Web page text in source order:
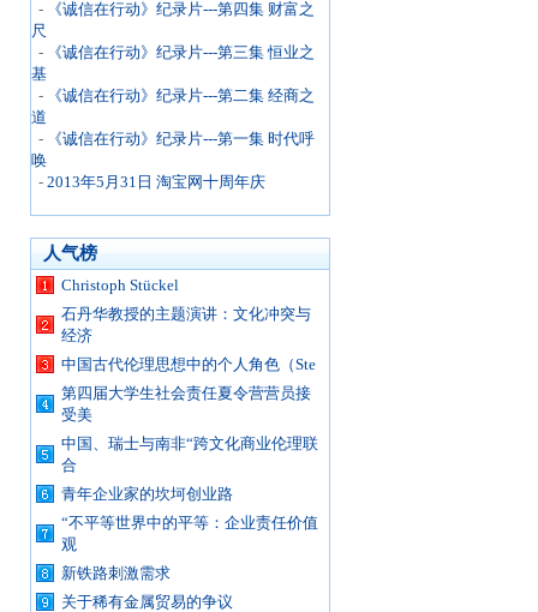
-
《诚信在行动》纪录片---第四集 财富之
尺
-
《诚信在行动》纪录片---第三集 恒业之
基
-
《诚信在行动》纪录片---第二集 经商之
道
-
《诚信在行动》纪录片---第一集 时代呼
唤
- 2013年5月31日 淘宝网十周年庆
人气榜
Christoph Stückel
石丹华教授的主题演讲：文化冲突与
经济
中国古代伦理思想中的个人角色（Ste
第四届大学生社会责任夏令营营员接
受美
中国、瑞士与南非“跨文化商业伦理联
合
青年企业家的坎坷创业路
“不平等世界中的平等：企业责任价值
观
新铁路刺激需求
关于稀有金属贸易的争议